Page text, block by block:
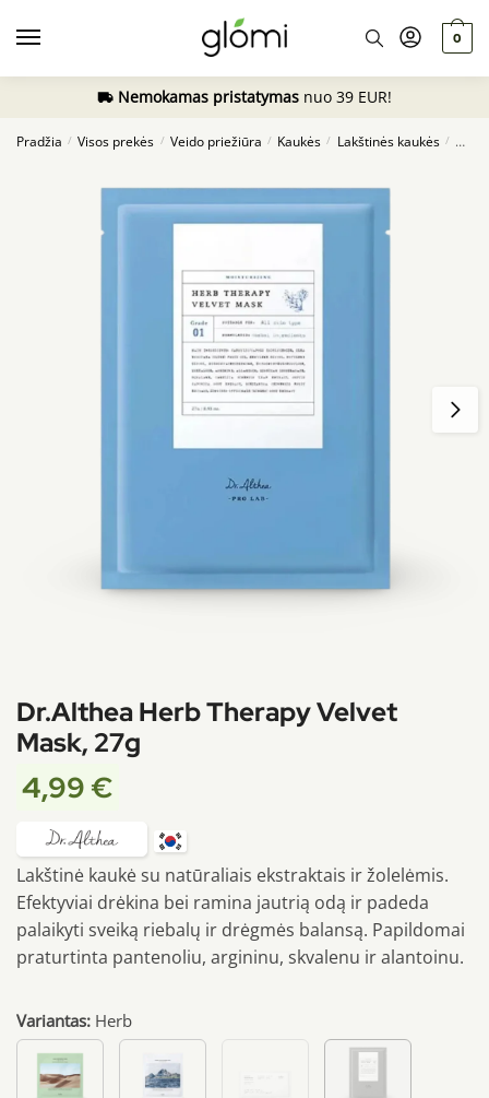
0
Nemokamas pristatymas nuo 39 EUR!
Pradžia / Visos prekės / Veido priežiūra / Kaukės / Lakštinės kaukės /
Dr.Althea Herb Therapy Velvet
Mask, 27g
4,99 €
Lakštinė kaukė su natūraliais ekstraktais ir žolelėmis.
Efektyviai drėkina bei ramina jautrią odą ir padeda
palaikyti sveiką riebalų ir drėgmės balansą. Papildomai
praturtinta pantenoliu, argininu, skvalenu ir alantoinu.
Variantas: Herb